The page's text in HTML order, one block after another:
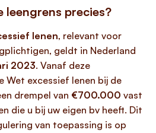
leengrens precies?
lenen, relevant voor
geldt in Nederland
2023. Vanaf deze
Wet excessief lenen bij de
drempel van €700.000 vast
die u bij uw eigen bv heeft. Dit
van toepassing is op